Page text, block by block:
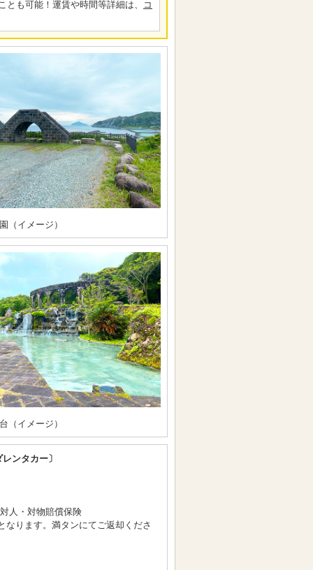
も可能！運賃や時間等詳細は、 コ
（イメージ）
（イメージ）
ンタカー〕
人・対物賠償保険
なります。満タンにてご返却くださ